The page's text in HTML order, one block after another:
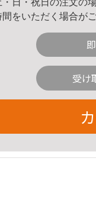
間をいただく場合が
受け